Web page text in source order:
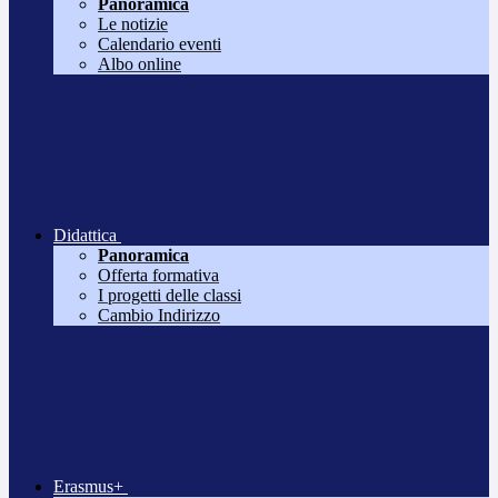
Panoramica
Le notizie
Calendario eventi
Albo online
Didattica
Panoramica
Offerta formativa
I progetti delle classi
Cambio Indirizzo
Erasmus+